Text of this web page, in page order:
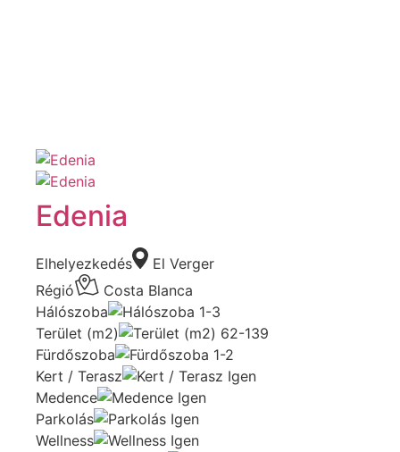
Edenia
Elhelyezkedés
El Verger
Régió
Costa Blanca
Hálószoba
1-3
Terület (m2)
62-139
Fürdőszoba
1-2
Kert / Terasz
Igen
Medence
Igen
Parkolás
Igen
Wellness
Igen